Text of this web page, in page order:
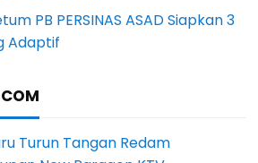
PB PERSINAS ASAD Siapkan 3
Adaptif
Turun Tangan Redam